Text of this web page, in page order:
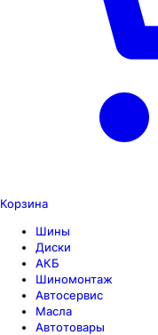
Корзина
Шины
Диски
АКБ
Шиномонтаж
Автосервис
Масла
Автотовары